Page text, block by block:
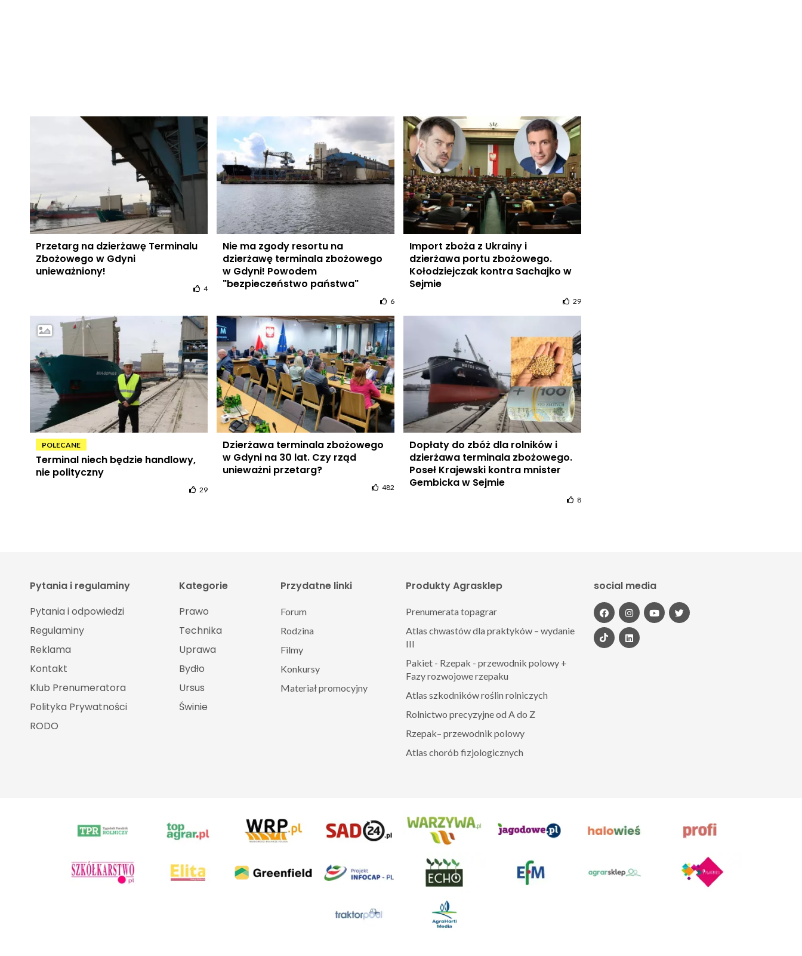
Przetarg na dzierżawę Terminalu
Zbożowego w Gdyni
unieważniony!
4
Nie ma zgody resortu na
dzierżawę terminala zbożowego
w Gdyni! Powodem
"bezpieczeństwo państwa"
6
Import zboża z Ukrainy i
dzierżawa portu zbożowego.
Kołodziejczak kontra Sachajko w
Sejmie
29
POLECANE
Terminal niech będzie handlowy,
nie polityczny
29
Dzierżawa terminala zbożowego
w Gdyni na 30 lat. Czy rząd
unieważni przetarg?
482
Dopłaty do zbóż dla rolników i
dzierżawa terminala zbożowego.
Poseł Krajewski kontra mnister
Gembicka w Sejmie
8
Pytania i regulaminy
Pytania i odpowiedzi
Regulaminy
Reklama
Kontakt
Klub Prenumeratora
Polityka Prywatności
RODO
Kategorie
Prawo
Technika
Uprawa
Bydło
Ursus
Świnie
Produkty Agrasklep
Prenumerata topagrar
Atlas chwastów dla praktyków – wydanie
III
Pakiet - Rzepak - przewodnik polowy +
Fazy rozwojowe rzepaku
Atlas szkodników roślin rolniczych
Rolnictwo precyzyjne od A do Z
Rzepak– przewodnik polowy
Atlas chorób fizjologicznych
Przydatne linki
Forum
Rodzina
Filmy
Konkursy
Materiał promocyjny
social media